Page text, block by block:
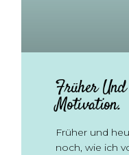
Früher Und
Motivation.
Früher und
noch, wie ich